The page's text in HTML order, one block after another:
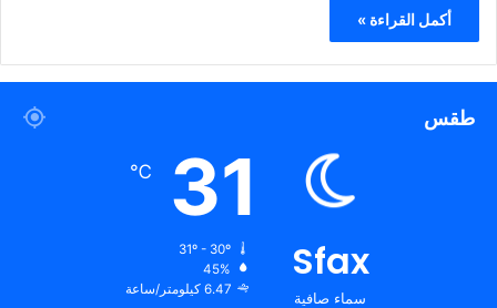
أكمل القراءة »
طقس
Sfax
سماء صافية
31
℃
45%
6.47 كيلومتر/ساعة